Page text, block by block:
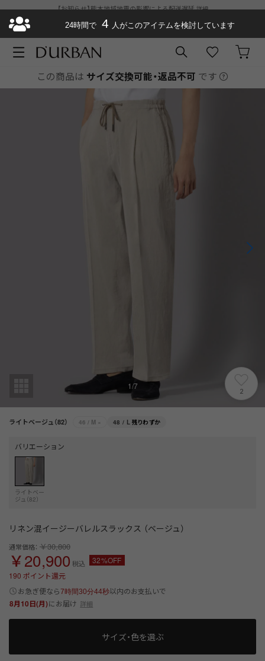
【お知らせ】熊本地域地震の影響による配送遅延詳細
ダーバン公式オンラインストアがリニューアルオープン ¥11,000以上で送料
無料
お急ぎ便が選べるようになりました
この商品は サイズ交換可能・返品不可 です
1/7
2
ライトベージュ（82） 46 / M × 48 / L 残りわずか
バリエーション
ライトベー
ジュ（82）
リネン混イージーバレルスラックス （ベージュ）
通常価格： ￥30,800
￥20,900 税込
32%OFF
190 ポイント還元
お急ぎ便なら7時間30分44秒以内のお支払いで
8月10日(月)にお届け 詳細
サイズ・色を選ぶ
24時間で 4 人がこのアイテムを検討しています